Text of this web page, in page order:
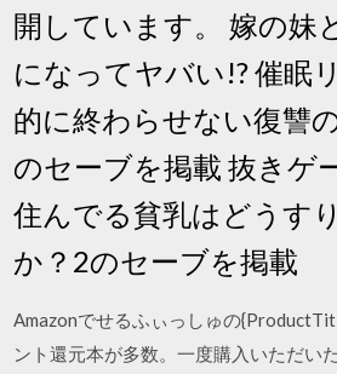
開しています。 嫁の妹
になってヤバい!? 催眠
的に終わらせない復讐
のセーブを掲載 抜きゲ
住んでる貧乳はどうす
か？2のセーブを掲載
Amazonでせるふぃっしゅの
ント還元本が多数。一度購入いただい